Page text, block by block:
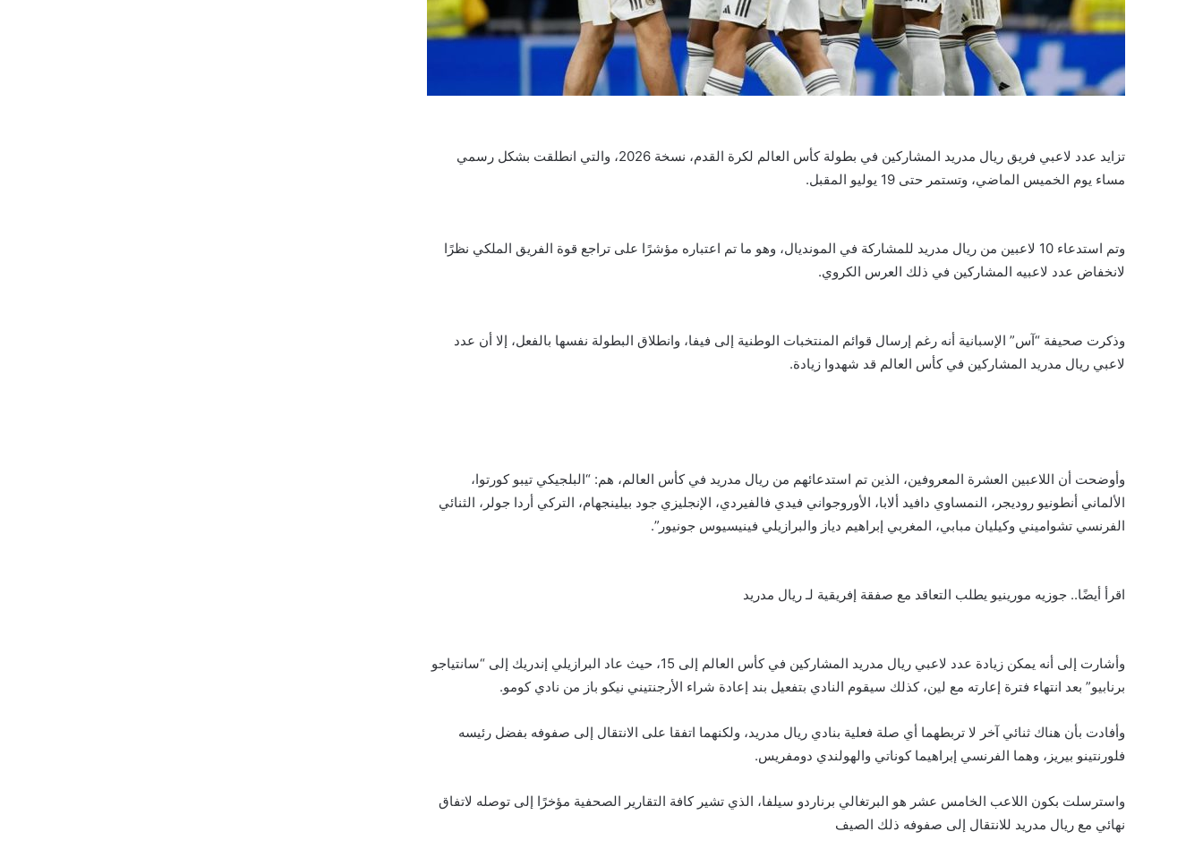
تزايد عدد لاعبي فريق ريال مدريد المشاركين في بطولة كأس العالم لكرة القدم، نسخة 2026، والتي انطلقت بشكل رسمي
مساء يوم الخميس الماضي، وتستمر حتى 19 يوليو المقبل.
وتم استدعاء 10 لاعبين من ريال مدريد للمشاركة في المونديال، وهو ما تم اعتباره مؤشرًا على تراجع قوة الفريق الملكي نظرًا
لانخفاض عدد لاعبيه المشاركين في ذلك العرس الكروي.
وذكرت صحيفة “آس” الإسبانية أنه رغم إرسال قوائم المنتخبات الوطنية إلى فيفا، وانطلاق البطولة نفسها بالفعل، إلا أن عدد
لاعبي ريال مدريد المشاركين في كأس العالم قد شهدوا زيادة.
وأوضحت أن اللاعبين العشرة المعروفين، الذين تم استدعائهم من ريال مدريد في كأس العالم، هم: “البلجيكي تيبو كورتوا،
الألماني أنطونيو روديجر، النمساوي دافيد ألابا، الأوروجواني فيدي فالفيردي، الإنجليزي جود بيلينجهام، التركي أردا جولر، الثنائي
الفرنسي تشواميني وكيليان مبابي، المغربي إبراهيم دياز والبرازيلي فينيسيوس جونيور”.
اقرأ أيضًا.. جوزيه مورينيو يطلب التعاقد مع صفقة إفريقية لـ ريال مدريد
وأشارت إلى أنه يمكن زيادة عدد لاعبي ريال مدريد المشاركين في كأس العالم إلى 15، حيث عاد البرازيلي إندريك إلى “سانتياجو
برنابيو” بعد انتهاء فترة إعارته مع لين، كذلك سيقوم النادي بتفعيل بند إعادة شراء الأرجنتيني نيكو باز من نادي كومو.
وأفادت بأن هناك ثنائي آخر لا تربطهما أي صلة فعلية بنادي ريال مدريد، ولكنهما اتفقا على الانتقال إلى صفوفه بفضل رئيسه
فلورنتينو بيريز، وهما الفرنسي إبراهيما كوناتي والهولندي دومفريس.
واسترسلت بكون اللاعب الخامس عشر هو البرتغالي برناردو سيلفا، الذي تشير كافة التقارير الصحفية مؤخرًا إلى توصله لاتفاق
نهائي مع ريال مدريد للانتقال إلى صفوفه ذلك الصيف